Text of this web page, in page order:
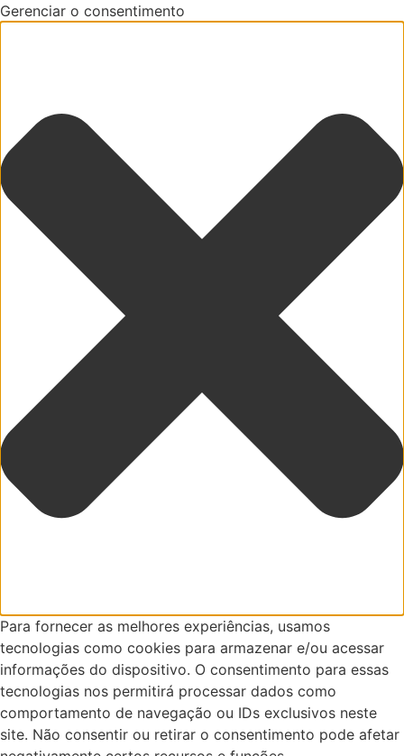
Gerenciar o consentimento
Para fornecer as melhores experiências, usamos
tecnologias como cookies para armazenar e/ou acessar
informações do dispositivo. O consentimento para essas
tecnologias nos permitirá processar dados como
comportamento de navegação ou IDs exclusivos neste
site. Não consentir ou retirar o consentimento pode afetar